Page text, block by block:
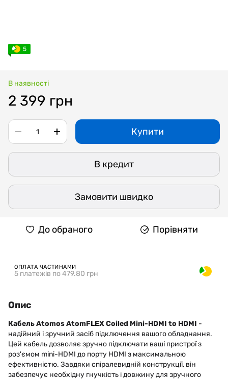
5
В наявності
2 399 грн
Купити
В кредит
Замовити швидко
До обраного Порівняти
ОПЛАТА ЧАСТИНАМИ
5 платежів по 479.80 грн
Опис
Кабель Atomos AtomFLEX Coiled Mini-HDMI to HDMI -
надійний і зручний засіб підключення вашого обладнання.
Цей кабель дозволяє зручно підключати ваші пристрої з
роз'ємом mini-HDMI до порту HDMI з максимальною
ефективністю. Завдяки спіралевидній конструкції, він
забезпечує необхідну гнучкість і довжину для зручного